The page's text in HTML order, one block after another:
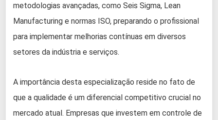
metodologias avançadas, como Seis Sigma, Lean
Manufacturing e normas ISO, preparando o profissional
para implementar melhorias contínuas em diversos
setores da indústria e serviços.
A importância desta especialização reside no fato de
que a qualidade é um diferencial competitivo crucial no
mercado atual. Empresas que investem em controle de